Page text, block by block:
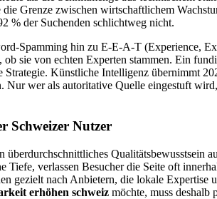
Grenze zwischen wirtschaftlichem
% der Suchenden schlichtweg nicht.
Spamming hin zu E-E-A-T (Experience,
sie von echten Experten stammen. Ein
Strategie. Künstliche Intelligenz übernimmt
Nur wer als autoritative Quelle eingestuft
Schweizer Nutzer
überdurchschnittliches Qualitätsbewusstsein
Tiefe, verlassen Besucher die Seite oft
gezielt nach Anbietern, die lokale Expertise
erhöhen schweiz möchte, muss deshalb